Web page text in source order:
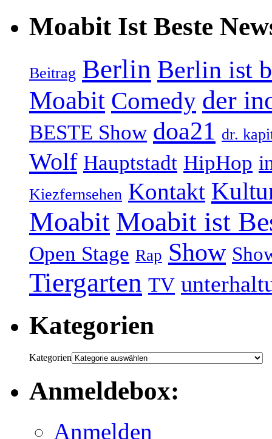
Moabit Ist Beste
Beitrag Berlin Berlin ist
Moabit Comedy der
BESTE Show doa21 dr.
Wolf Hauptstadt HipHop
Kiezfernsehen Kontakt
Moabit Moabit ist
Open Stage Rap Show
Tiergarten TV
Kategorien
Kategorien
Anmeldebox:
Anmelden